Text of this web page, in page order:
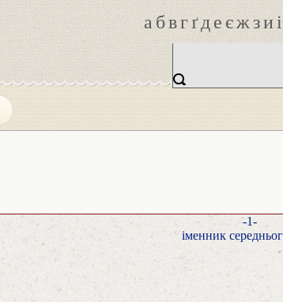
абвгґдеєжзиі
-1-
іменник